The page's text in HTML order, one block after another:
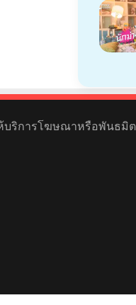
บริการโฆษณาหรือพันธมิต